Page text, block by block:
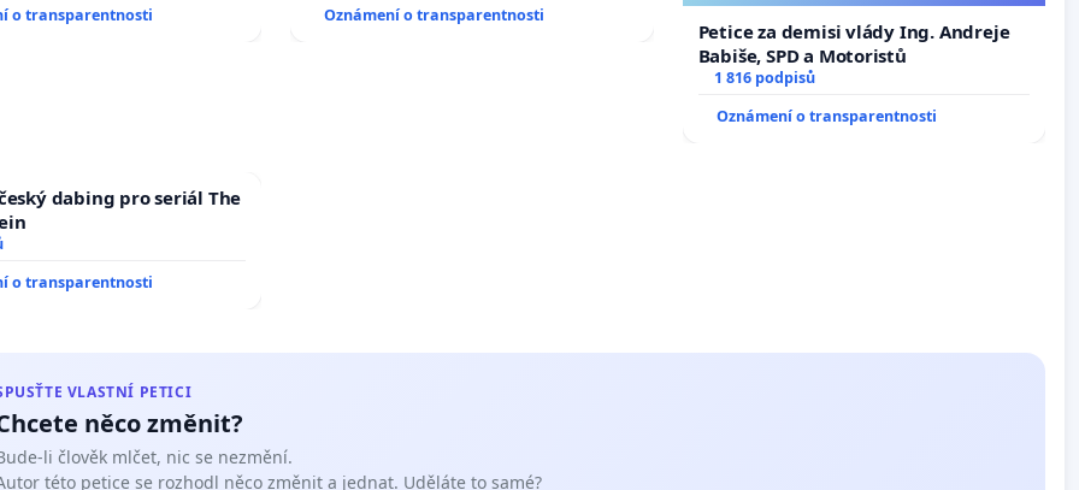
o transparentnosti
Oznámení o transparentnosti
Petice za demisi vlády Ing. Andreje
Babiše, SPD a Motoristů
1 816 podpisů
Oznámení o transparentnosti
dabing pro seriál The
o transparentnosti
VLASTNÍ PETICI
něco změnit?
li člověk mlčet, nic se nezmění.
této petice se rozhodl něco změnit a jednat. Uděláte to samé?